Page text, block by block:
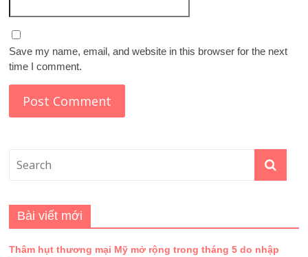
Save my name, email, and website in this browser for the next
time I comment.
Bài viết mới
Thâm hụt thương mại Mỹ mở rộng trong tháng 5 do nhập